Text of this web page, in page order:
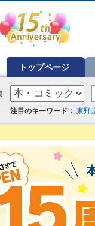
トップページ
注目のキーワード： 東野